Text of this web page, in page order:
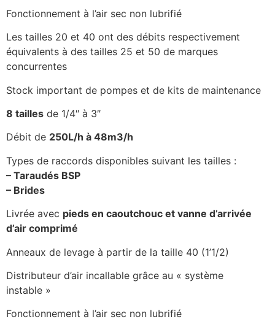
Fonctionnement à l’air sec non lubrifié
Les tailles 20 et 40 ont des débits respectivement
équivalents à des tailles 25 et 50 de marques
concurrentes
Stock important de pompes et de kits de maintenance
8 tailles de 1/4″ à 3″
Débit de 250L/h à 48m3/h
Types de raccords disponibles suivant les tailles :
– Taraudés BSP
– Brides
Livrée avec pieds en caoutchouc et vanne d’arrivée
d’air comprimé
Anneaux de levage à partir de la taille 40 (1’1/2)
Distributeur d’air incallable grâce au « système
instable »
Fonctionnement à l’air sec non lubrifié